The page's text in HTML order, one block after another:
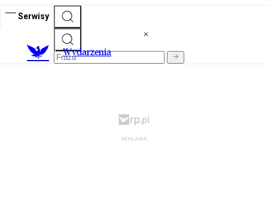
Serwisy
Wydarzenia